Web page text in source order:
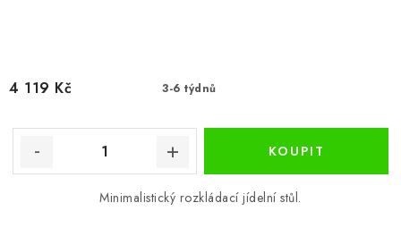
3-6 týdnů
4 119 Kč
Minimalistický rozkládací jídelní stůl.